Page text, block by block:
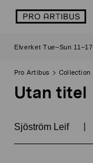
logo
Elverket Tue–Sun
Pro Artibus Collection
Utan titel
Sjöström Leif |